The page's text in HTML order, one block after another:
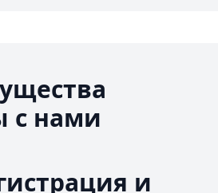
с нами
и